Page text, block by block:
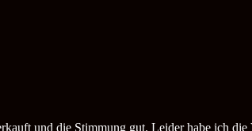
und die Stimmung gut. Leider habe ich die